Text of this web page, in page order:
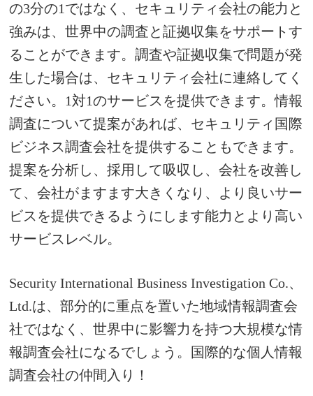
の3分の1ではなく、セキュリティ会社の能力と
強みは、世界中の調査と証拠収集をサポートす
ることができます。調査や証拠収集で問題が発
生した場合は、セキュリティ会社に連絡してく
ださい。1対1のサービスを提供できます。情報
調査について提案があれば、セキュリティ国際
ビジネス調査会社を提供することもできます。
提案を分析し、採用して吸収し、会社を改善し
て、会社がますます大きくなり、より良いサー
ビスを提供できるようにします能力とより高い
サービスレベル。
Security International Business Investigation Co.、
Ltd.は、部分的に重点を置いた地域情報調査会
社ではなく、世界中に影響力を持つ大規模な情
報調査会社になるでしょう。国際的な個人情報
調査会社の仲間入り！